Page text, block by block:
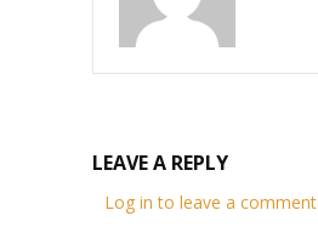
LEAVE A REPLY
Log in to leave a comment